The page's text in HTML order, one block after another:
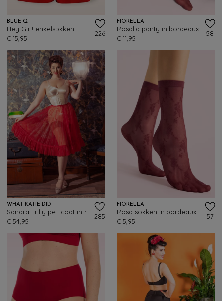
BLUE Q
Hey Girl! enkelsokken
€ 15,95
226
FIORELLA
Rosalia panty in bordeaux
€ 11,95
58
WHAT KATIE DID
€ 54,95
285
FIORELLA
Rosa sokken in bordeaux
€ 5,95
57